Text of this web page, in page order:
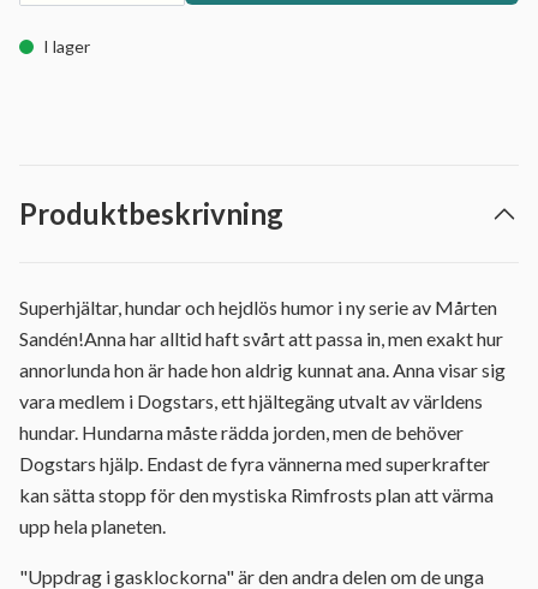
I lager
Produktbeskrivning
Superhjältar, hundar och hejdlös humor i ny serie av Mårten
Sandén!Anna har alltid haft svårt att passa in, men exakt hur
annorlunda hon är hade hon aldrig kunnat ana. Anna visar sig
vara medlem i Dogstars, ett hjältegäng utvalt av världens
hundar. Hundarna måste rädda jorden, men de behöver
Dogstars hjälp. Endast de fyra vännerna med superkrafter
kan sätta stopp för den mystiska Rimfrosts plan att värma
upp hela planeten.
"Uppdrag i gasklockorna" är den andra delen om de unga